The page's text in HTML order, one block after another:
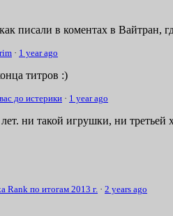
писали в коментах в Вайтран,
· 1 year ago
титров :)
до истерики · 1 year ago
ни такой игрушки, ни третьей
Rank по итогам 2013 г. · 2 years ago